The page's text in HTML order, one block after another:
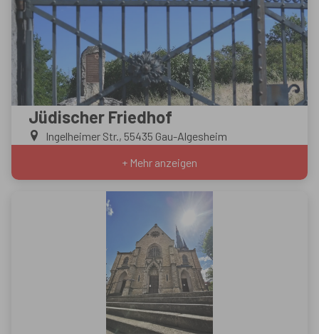
Jüdischer Friedhof
Ingelheimer Str., 55435 Gau-Algesheim
+ Mehr anzeigen